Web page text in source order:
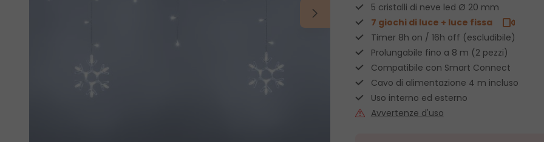
5 cristalli di neve led Ø 20 mm
7 giochi di luce + luce fissa
Timer 8h on / 16h off (escludibile)
Prolungabile fino a 8 m (2 pezzi)
Compatibile con Smart Connect
Cavo di alimentazione 4 m incluso
Uso interno ed esterno
Avvertenze d'uso